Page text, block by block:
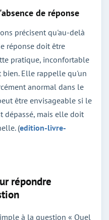
de réponse
précisent qu'au-delà
réponse doit être
pratique, inconfortable
bien. Elle rappelle qu'un
anormal dans le
être envisageable si le
dépassé, mais elle doit
(edition-livre-
répondre
à la question « Quel